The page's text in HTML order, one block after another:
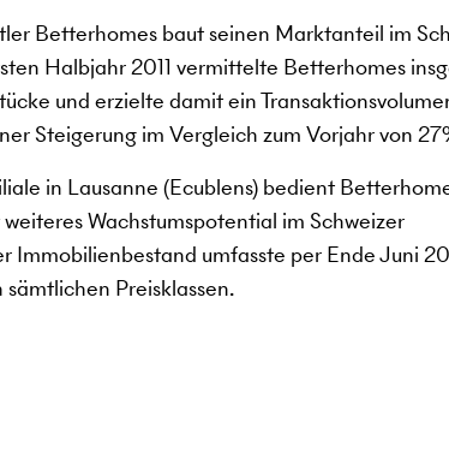
Betterhomes baut seinen Marktanteil im
Halbjahr 2011 vermittelte Betterhomes
und erzielte damit ein
Steigerung im Vergleich zum Vorjahr von
in Lausanne (Ecublens) bedient
Wachstumspotential im Schweizer
Immobilienbestand umfasste per Ende Juni
Preisklassen.